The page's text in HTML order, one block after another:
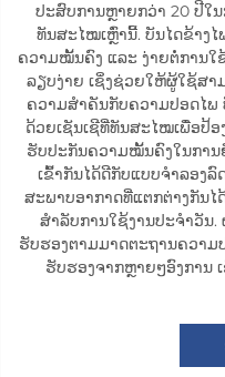
ປະສົບການຫຼາຍກວ່າ 20 ປີໃ
ທັນສະໄໝເຫຼົ່ານີ້. ບັນໄດຂ້າງ
ຄວາມໝັ້ນຄົງ ແລະ ງ່າຍຕໍ່ການໃ
ລຽບງ່າຍ ເຊິ່ງຊ່ວຍໃຫ້ຜູ້ໃຊ້ສາ
ຄວາມສຳຄັນກັບຄວາມປອດໄພ
ດ້ວຍເຊັນເຊີທີ່ທັນສະໄໝເພື່ອປ້
ຮັບປະກັນຄວາມໝັ້ນຄົງໃນກາ
ເຂົ້າກັນໄດ້ດີກັບແບບຈຳລອງລົ
ສະພາບອາກາດທີ່ແຕກຕ່າງກັນໄ
ສຳລັບການໃຊ້ງານປະຈຳວັນ
ຮັບຮອງຕາມມາດຕະຖານຄວາມ
ຮັບຮອງຈາກຫຼາຍໆອົງການ